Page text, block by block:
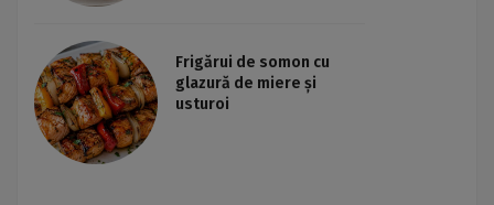
Frigărui de somon cu
glazură de miere și
usturoi